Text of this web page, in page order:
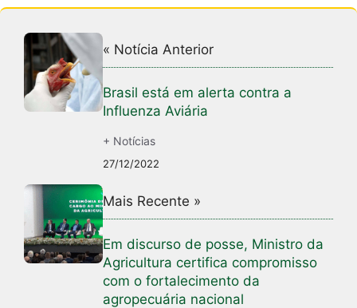
« Notícia Anterior
Brasil está em alerta contra a
Influenza Aviária
+ Notícias
27/12/2022
Mais Recente »
Em discurso de posse, Ministro da
Agricultura certifica compromisso
com o fortalecimento da
agropecuária nacional